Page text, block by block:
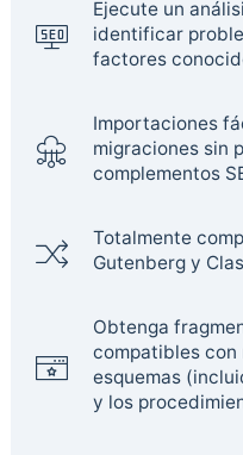
Ejecute un
identificar
factores
Importaciones
migraciones sin
complementos
Totalmente
Gutenberg y
Obtenga
compatibles con
esquemas
y los